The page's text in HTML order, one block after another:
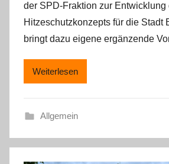
der SPD-Fraktion zur Entwicklung
Hitzeschutzkonzepts für die Stadt
bringt dazu eigene ergänzende
Weiterlesen
Allgemein